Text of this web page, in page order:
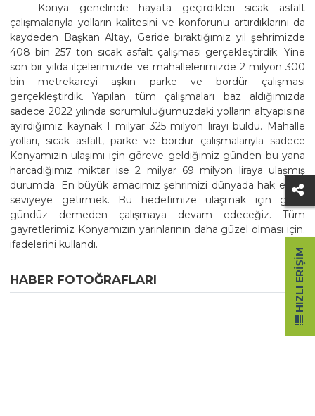
Konya genelinde hayata geçirdikleri sıcak asfalt
çalışmalarıyla yolların kalitesini ve konforunu artırdıklarını da
kaydeden Başkan Altay, Geride bıraktığımız yıl şehrimizde
408 bin 257 ton sıcak asfalt çalışması gerçekleştirdik. Yine
son bir yılda ilçelerimizde ve mahallelerimizde 2 milyon 300
bin metrekareyi aşkın parke ve bordür çalışması
gerçekleştirdik. Yapılan tüm çalışmaları baz aldığımızda
sadece 2022 yılında sorumluluğumuzdaki yolların altyapısına
ayırdığımız kaynak 1 milyar 325 milyon lirayı buldu. Mahalle
yolları, sıcak asfalt, parke ve bordür çalışmalarıyla sadece
Konyamızın ulaşımı için göreve geldiğimiz günden bu yana
harcadığımız miktar ise 2 milyar 69 milyon liraya ulaşmış
durumda. En büyük amacımız şehrimizi dünyada hak ettiği
seviyeye getirmek. Bu hedefimize ulaşmak için gece
gündüz demeden çalışmaya devam edeceğiz. Tüm
gayretlerimiz Konyamızın yarınlarının daha güzel olması için.
ifadelerini kullandı.
HABER FOTOĞRAFLARI HIZLI ERIŞIM